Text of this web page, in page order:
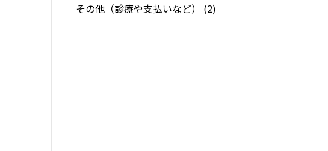
その他（診療や支払いなど）
(2)